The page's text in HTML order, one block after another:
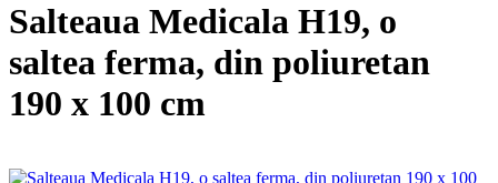
Salteaua Medicala H19, o
saltea ferma, din poliuretan
190 x 100 cm